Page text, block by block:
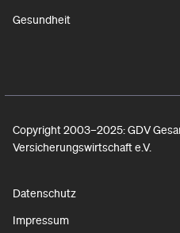
Gesundheit
Copyright 2003–2025: GDV
Versicherungswirtschaft e.V.
Datenschutz
Impressum